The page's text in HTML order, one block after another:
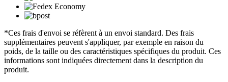
*Ces frais d'envoi se réfèrent à un envoi standard. Des frais
supplémentaires peuvent s'appliquer, par exemple en raison du
poids, de la taille ou des caractéristiques spécifiques du produit. Ces
informations sont indiquées directement dans la description du
produit.